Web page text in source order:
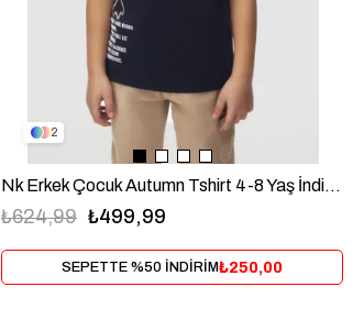
2
Nk Erkek Çocuk Autumn Tshirt 4-8 Yaş İndigo
₺499,99
₺624,99
SEPETTE %50 İNDİRİM₺250,00